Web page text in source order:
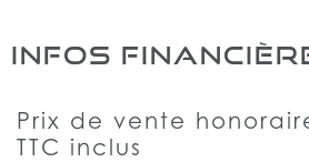
INFOS
Caractéristiques Valeurs
Prix de vente
TTC inclus